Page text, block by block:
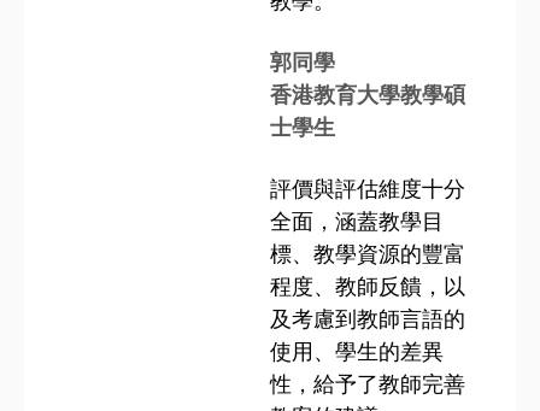
郭同學
香港教育大學教學碩
士學生
評價與評估維度十分
全面，涵蓋教學目
標、教學資源的豐富
程度、教師反饋，以
及考慮到教師言語的
使用、學生的差異
性，給予了教師完善